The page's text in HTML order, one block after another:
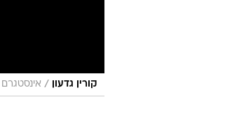
קורין גדעון / אינסטגרם